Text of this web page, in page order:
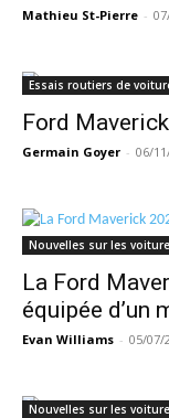
Mathieu St-Pierre -
Essais routiers de
Ford
Germain Goyer - 06/
Nouvelles sur les
La Ford
équipée d’un
Evan Williams - 05/07/
Nouvelles sur les